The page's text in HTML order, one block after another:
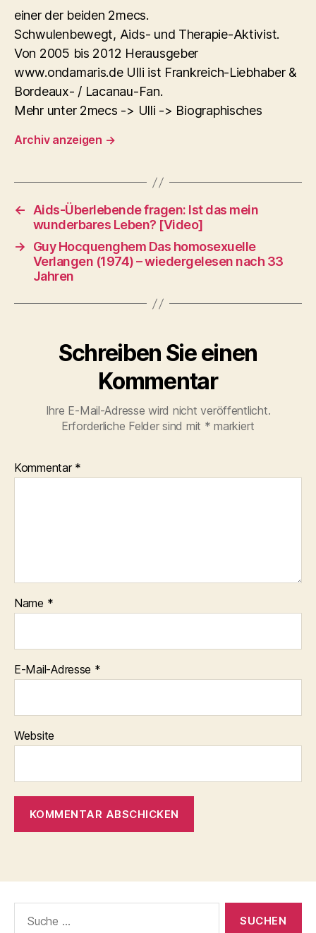
einer der beiden 2mecs.
Schwulenbewegt, Aids- und Therapie-Aktivist.
Von 2005 bis 2012 Herausgeber
www.ondamaris.de Ulli ist Frankreich-Liebhaber &
Bordeaux- / Lacanau-Fan.
Mehr unter 2mecs -> Ulli -> Biographisches
Archiv anzeigen →
←
Aids-Überlebende fragen: Ist das mein
wunderbares Leben? [Video]
→
Guy Hocquenghem Das homosexuelle
Verlangen (1974) – wiedergelesen nach 33
Jahren
Schreiben Sie einen
Kommentar
Ihre E-Mail-Adresse wird nicht veröffentlicht.
Erforderliche Felder sind mit * markiert
Kommentar *
Name *
E-Mail-Adresse *
Website
nach: